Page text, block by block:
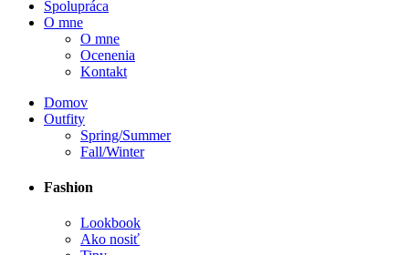
Spolupráca
O mne
O mne
Ocenenia
Kontakt
Domov
Outfity
Spring/Summer
Fall/Winter
Fashion
Lookbook
Ako nosiť